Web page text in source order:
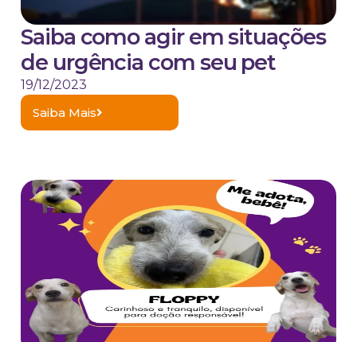
Saiba como agir em situações
de urgência com seu pet
19/12/2023
Saiba Mais